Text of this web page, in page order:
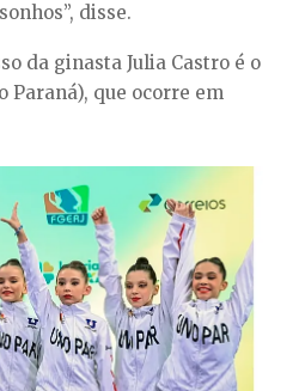
disse.
da ginasta Julia Castro é o
Paraná), que ocorre em